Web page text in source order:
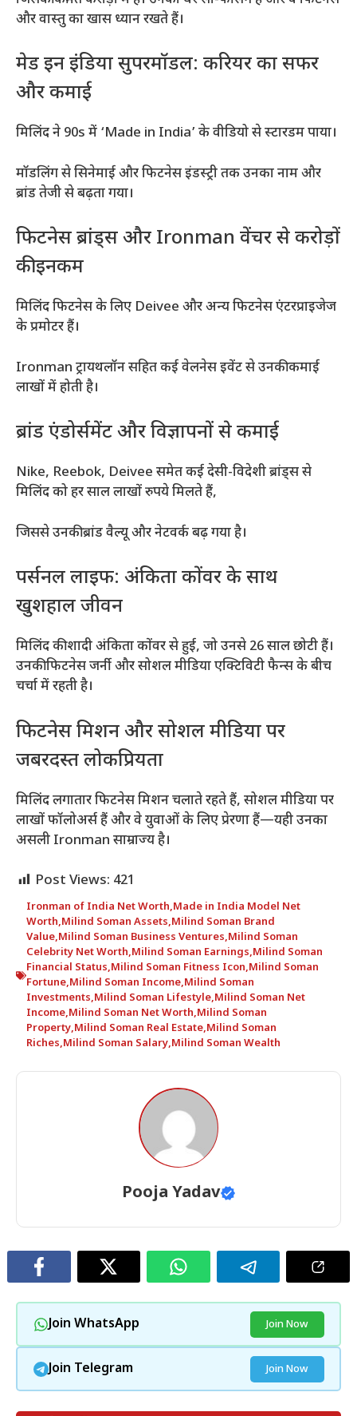
और वास्तु का खास ध्यान रखते हैं।
मेड इन इंडिया सुपरमॉडल: करियर का सफर
और कमाई
मिलिंद ने 90s में ‘Made in India’ के वीडियो से स्टारडम पाया।
मॉडलिंग से सिनेमाई और फिटनेस इंडस्ट्री तक उनका नाम और
ब्रांड तेजी से बढ़ता गया।
फिटनेस ब्रांड्स और Ironman वेंचर से करोड़ों
की इनकम
मिलिंद फिटनेस के लिए Deivee और अन्य फिटनेस एंटरप्राइजेज
के प्रमोटर हैं।
Ironman ट्रायथलॉन सहित कई वेलनेस इवेंट से उनकी कमाई
लाखों में होती है।
ब्रांड एंडोर्समेंट और विज्ञापनों से कमाई
Nike, Reebok, Deivee समेत कई देसी-विदेशी ब्रांड्स से
मिलिंद को हर साल लाखों रुपये मिलते हैं,
जिससे उनकी ब्रांड वैल्यू और नेटवर्क बढ़ गया है।
पर्सनल लाइफ: अंकिता कोंवर के साथ
खुशहाल जीवन
मिलिंद की शादी अंकिता कोंवर से हुई, जो उनसे 26 साल छोटी हैं।
उनकी फिटनेस जर्नी और सोशल मीडिया एक्टिविटी फैन्स के बीच
चर्चा में रहती है।
फिटनेस मिशन और सोशल मीडिया पर
जबरदस्त लोकप्रियता
मिलिंद लगातार फिटनेस मिशन चलाते रहते हैं, सोशल मीडिया पर
लाखों फॉलोअर्स हैं और वे युवाओं के लिए प्रेरणा हैं—यही उनका
असली Ironman साम्राज्य है।
Post Views: 421
Ironman of India Net Worth,Made in India Model Net
Worth,Milind Soman Assets,Milind Soman Brand
Value,Milind Soman Business Ventures,Milind Soman
Celebrity Net Worth,Milind Soman Earnings,Milind Soman
Financial Status,Milind Soman Fitness Icon,Milind Soman
Fortune,Milind Soman Income,Milind Soman
Investments,Milind Soman Lifestyle,Milind Soman Net
Income,Milind Soman Net Worth,Milind Soman
Property,Milind Soman Real Estate,Milind Soman
Riches,Milind Soman Salary,Milind Soman Wealth
Pooja Yadav
Join WhatsApp Join Now
Join Telegram Join Now